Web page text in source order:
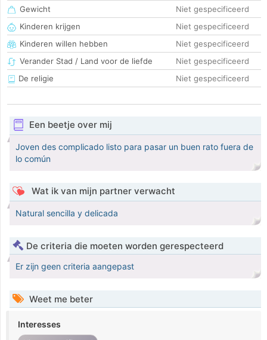
Gewicht
Niet gespecificeerd
Kinderen krijgen
Niet gespecificeerd
Kinderen willen hebben
Niet gespecificeerd
Verander Stad / Land voor de liefde
Niet gespecificeerd
De religie
Niet gespecificeerd
Een beetje over mij
Joven des complicado listo para pasar un buen rato fuera de
lo común
Wat ik van mijn partner verwacht
Natural sencilla y delicada
De criteria die moeten worden gerespecteerd
Er zijn geen criteria aangepast
Weet me beter
Interesses